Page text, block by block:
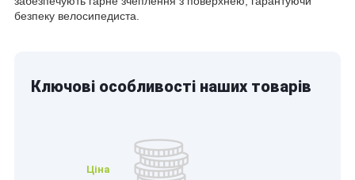
безпеку велосипедиста.
Ключові особливості наших товарів
Ціна